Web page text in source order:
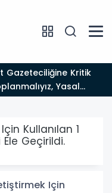
Yasal
Kullanılan 1
Geçirildi.
Için